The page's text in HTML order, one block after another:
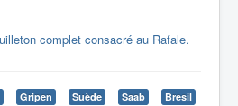
complet consacré au Rafale.
Gripen Suède Saab
Bresil